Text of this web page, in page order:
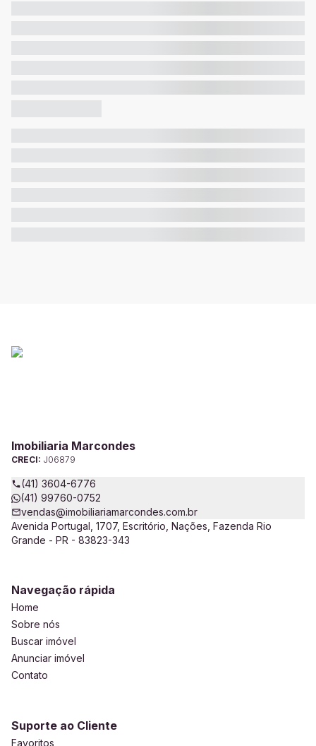
Imobiliaria Marcondes
CRECI: J06879
(41) 3604-6776
(41) 99760-0752
vendas@imobiliariamarcondes.com.br
Avenida Portugal, 1707, Escritório, Nações, Fazenda Rio
Grande - PR - 83823-343
Navegação rápida
Home
Sobre nós
Buscar imóvel
Anunciar imóvel
Contato
Suporte ao Cliente
Favoritos